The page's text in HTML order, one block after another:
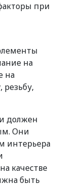
при
на
на
должен
Они
интерьера
качестве
быть